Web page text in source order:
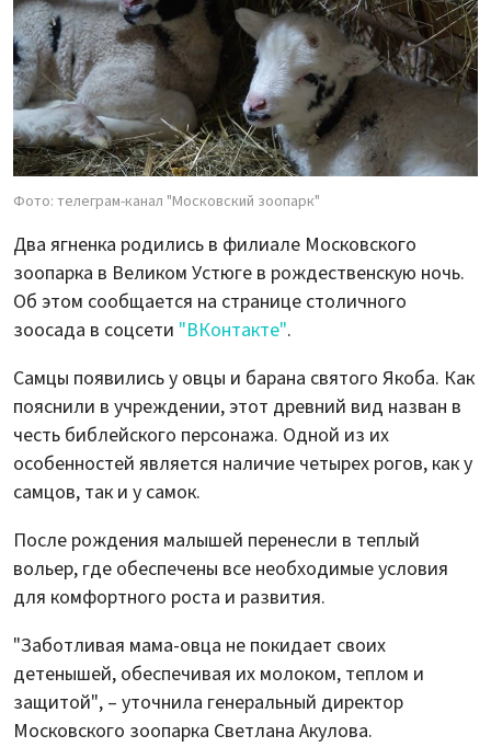
Фото: телеграм-канал "Московский зоопарк"
Два ягненка родились в филиале Московского
зоопарка в Великом Устюге в рождественскую ночь.
Об этом сообщается на странице столичного
зоосада в соцсети "ВКонтакте".
Самцы появились у овцы и барана святого Якоба. Как
пояснили в учреждении, этот древний вид назван в
честь библейского персонажа. Одной из их
особенностей является наличие четырех рогов, как у
самцов, так и у самок.
После рождения малышей перенесли в теплый
вольер, где обеспечены все необходимые условия
для комфортного роста и развития.
"Заботливая мама-овца не покидает своих
детенышей, обеспечивая их молоком, теплом и
защитой", – уточнила генеральный директор
Московского зоопарка Светлана Акулова.